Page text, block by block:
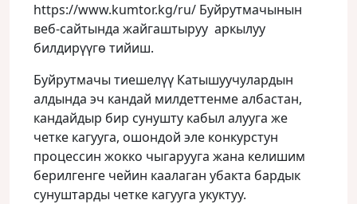
https://www.kumtor.kg/ru/ Буйрутмачынын
веб-сайтында жайгаштыруу аркылуу
билдирүүгө тийиш.
Буйрутмачы тиешелүү Катышуучулардын
алдында эч кандай милдеттенме албастан,
кандайдыр бир сунушту кабыл алууга же
четке кагууга, ошондой эле конкурстун
процессин жокко чыгарууга жана келишим
берилгенге чейин каалаган убакта бардык
сунуштарды четке кагууга укуктуу.